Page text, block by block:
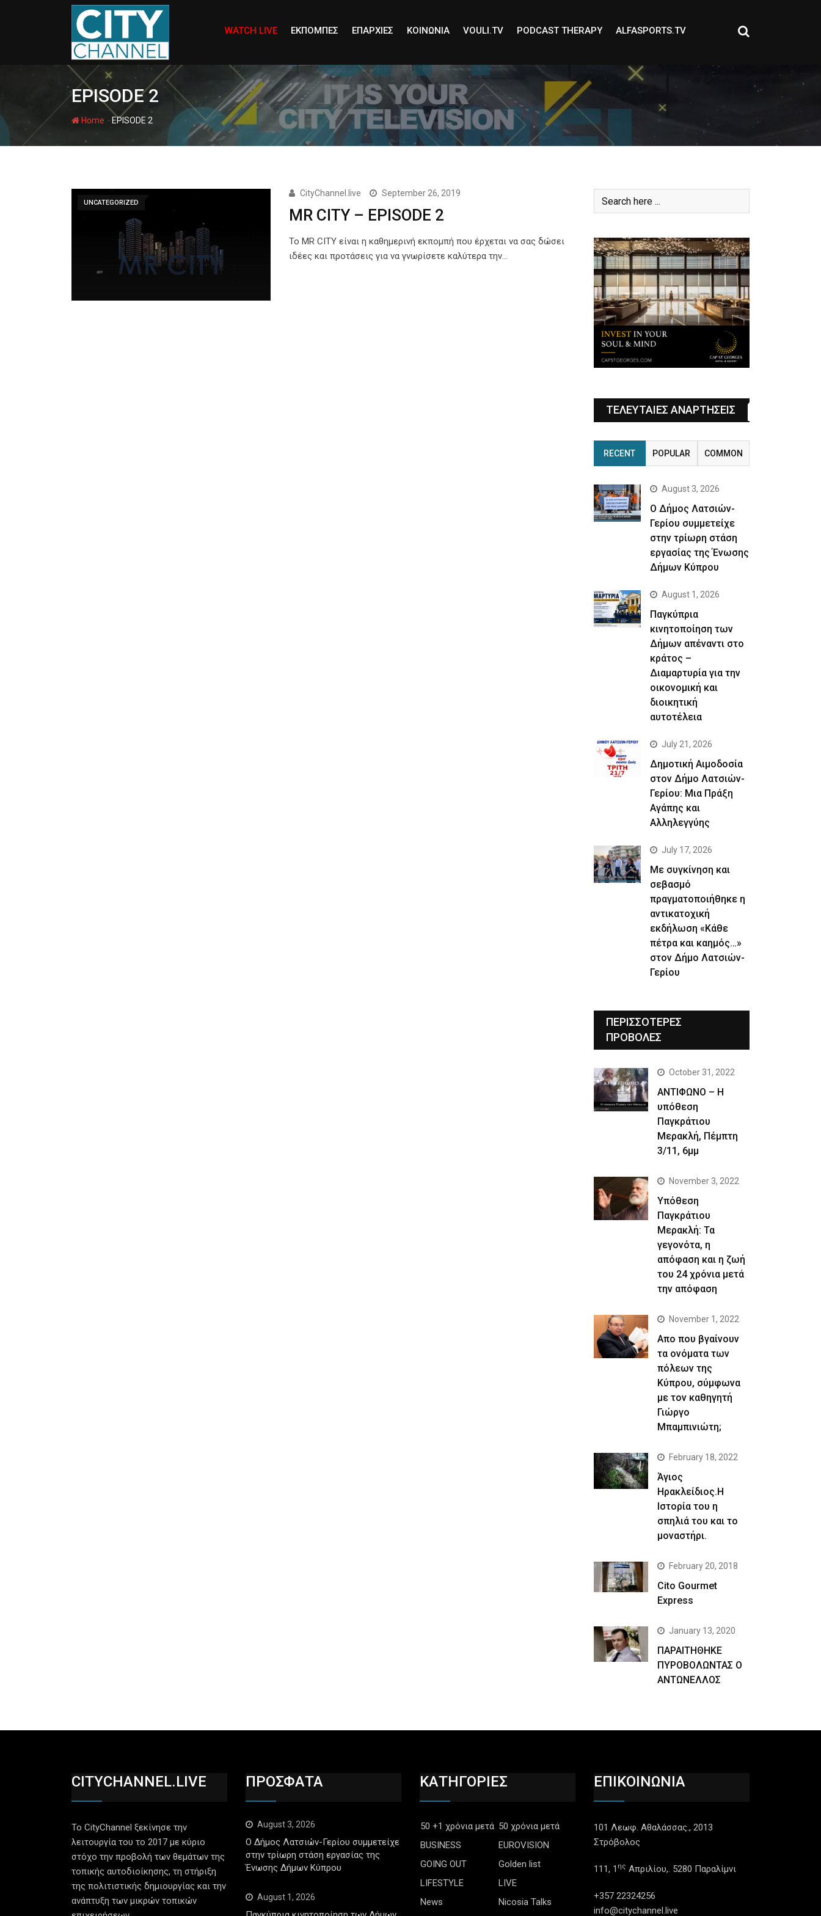
WATCH LIVE ΕΚΠΟΜΠΕΣ ΕΠΑΡΧΙΕΣ ΚΟΙΝΩΝΙΑ VOULI.TV PODCAST THERAPY ALFASPORTS.TV
EPISODE 2
Home - EPISODE 2
UNCATEGORIZED
CityChannel.live September 26, 2019
MR CITY – EPISODE 2
Το MR CITY είναι η καθημερινή εκπομπή που έρχεται να σας δώσει
ιδέες και προτάσεις για να γνωρίσετε καλύτερα την…
ΤΕΛΕΥΤΑΙΕΣ ΑΝΑΡΤΗΣΕΙΣ
RECENT POPULAR COMMON
August 3, 2026
Ο Δήμος Λατσιών-
Γερίου συμμετείχε
στην τρίωρη στάση
εργασίας της Ένωσης
Δήμων Κύπρου
August 1, 2026
Παγκύπρια
κινητοποίηση των
Δήμων απέναντι στο
κράτος –
Διαμαρτυρία για την
οικονομική και
διοικητική
αυτοτέλεια
July 21, 2026
Δημοτική Αιμοδοσία
στον Δήμο Λατσιών-
Γερίου: Μια Πράξη
Αγάπης και
Αλληλεγγύης
July 17, 2026
Με συγκίνηση και
σεβασμό
πραγματοποιήθηκε η
αντικατοχική
εκδήλωση «Κάθε
πέτρα και καημός…»
στον Δήμο Λατσιών-
Γερίου
ΠΕΡΙΣΣΟΤΕΡΕΣ
ΠΡΟΒΟΛΕΣ
October 31, 2022
ΑΝΤΙΦΩΝΟ – Η
υπόθεση
Παγκράτιου
Μερακλή, Πέμπτη
3/11, 6μμ
November 3, 2022
Yπόθεση
Παγκράτιου
Μερακλή: Τα
γεγονότα, η
απόφαση και η ζωή
του 24 χρόνια μετά
την απόφαση
November 1, 2022
Απο που βγαίνουν
τα ονόματα των
πόλεων της
Κύπρου, σύμφωνα
με τον καθηγητή
Γιώργο
Μπαμπινιώτη;
February 18, 2022
Άγιος
Ηρακλείδιος.Η
Ιστορία του η
σπηλιά του και το
μοναστήρι.
February 20, 2018
Cito Gourmet
Express
January 13, 2020
ΠΑΡΑΙΤΗΘΗΚΕ
ΠΥΡΟΒΟΛΩΝΤΑΣ Ο
ΑΝΤΩΝΕΛΛΟΣ
CITYCHANNEL.LIVE
Το CityChannel ξεκίνησε την
λειτουργία του το 2017 με κύριο
στόχο την προβολή των θεμάτων της
τοπικής αυτοδιοίκησης, τη στήριξη
της πολιτιστικής δημιουργίας και την
ανάπτυξη των μικρών τοπικών
ΠΡΟΣΦΑΤΑ
August 3, 2026
Ο Δήμος Λατσιών-Γερίου συμμετείχε
στην τρίωρη στάση εργασίας της
Ένωσης Δήμων Κύπρου
August 1, 2026
ΚΑΤΗΓΟΡΙΕΣ
50 +1 χρόνια μετά 50 χρόνια μετά
BUSINESS
EUROVISION
GOING OUT
Golden list
LIFESTYLE
LIVE
News
Nicosia Talks
ΕΠΙΚΟΙΝΩΝΙΑ
101 Λεωφ. Αθαλάσσας., 2013
Στρόβολος
111, 1 ης Απριλίου,. 5280 Παραλίμνι
+357 22324256
info@citychannel.live